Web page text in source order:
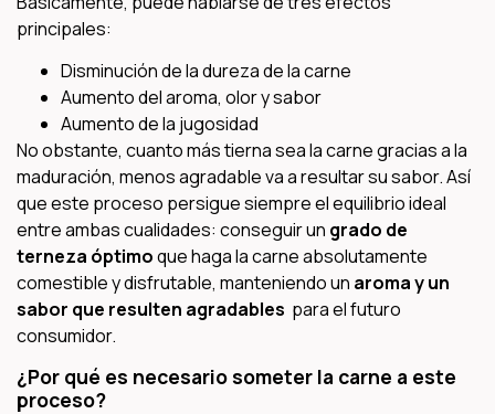
principales:
Disminución de la dureza de la carne
Aumento del aroma, olor y sabor
Aumento de la jugosidad
No obstante, cuanto más tierna sea la carne gracias a la
maduración, menos agradable va a resultar su sabor. Así
que este proceso persigue siempre el equilibrio ideal
entre ambas cualidades: conseguir un grado de
terneza óptimoque haga la carne absolutamente
comestible y disfrutable, manteniendo un aroma y un
sabor que resulten agradables para el futuro
consumidor.
¿Por qué es necesario someter la carne a este
proceso?